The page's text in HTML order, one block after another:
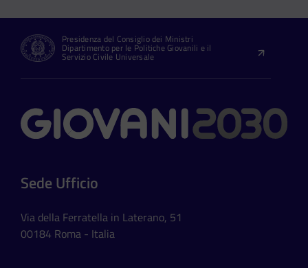
Presidenza del Consiglio dei Ministri
Dipartimento per le Politiche Giovanili e il
Servizio Civile Universale
Contatti
Sede Ufficio
Via della Ferratella in Laterano, 51
00184 Roma - Italia